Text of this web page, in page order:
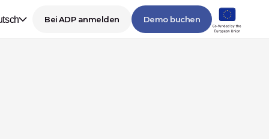
Bei ADP anmelden Demo buchen